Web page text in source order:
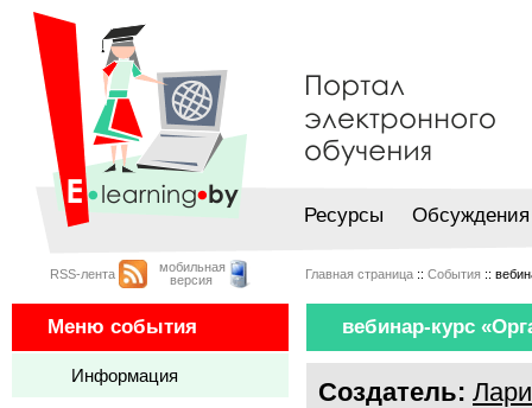
Ресурсы Обсуждения
RSS-лента
мобильная
версия
Главная страница :: События ::
Меню события
Информация
вебинар-курс
Создатель: